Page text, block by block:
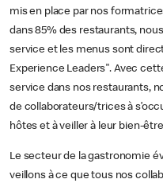
mis en place par nos
dans 85% des restaurants,
service et les menus sont
Experience Leaders". Avec
service dans nos restaurants,
de collaborateurs/trices à
hôtes et à veiller à leur bien-
Le secteur de la gastronomie
veillons à ce que tous nos